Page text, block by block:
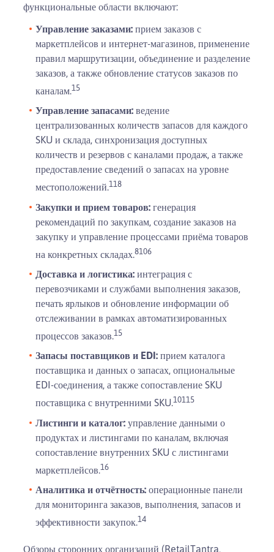
функциональные области включают:
Управление заказами: прием заказов с
маркетплейсов и интернет-магазинов, применение
правил маршрутизации, объединение и разделение
заказов, а также обновление статусов заказов по
каналам.15
Управление запасами: ведение
централизованных количеств запасов для каждого
SKU и склада, синхронизация доступных
количеств и резервов с каналами продаж, а также
предоставление сведений о запасах на уровне
местоположений.118
Закупки и прием товаров: генерация
рекомендаций по закупкам, создание заказов на
закупку и управление процессами приёма товаров
на конкретных складах.8106
Доставка и логистика: интеграция с
перевозчиками и службами выполнения заказов,
печать ярлыков и обновление информации об
отслеживании в рамках автоматизированных
процессов заказов.15
Запасы поставщиков и EDI: прием каталога
поставщика и данных о запасах, опциональные
EDI-соединения, а также сопоставление SKU
поставщика с внутренними SKU.10115
Листинги и каталог: управление данными о
продуктах и листингами по каналам, включая
сопоставление внутренних SKU с листингами
маркетплейсов.16
Аналитика и отчётность: операционные панели
для мониторинга заказов, выполнения, запасов и
эффективности закупок.14
Обзоры сторонних организаций (RetailTantra,